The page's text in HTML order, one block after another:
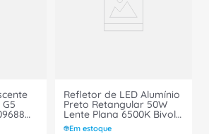
Refletor de LED Alumínio
Preto Retangular 50W
Lente Plana 6500K Bivolt
38.22 Foxlux
Em estoque